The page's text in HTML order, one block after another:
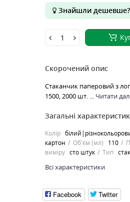
Знайшли дешевше?
Скорочений опис
Стаканчик паперовий з
1500, 2000 шт. ... Читати
Загальні
Колір
картон
Об'єм (мл) 110
виміру сто штук Тип
Всі характеристики
Facebook Twitter